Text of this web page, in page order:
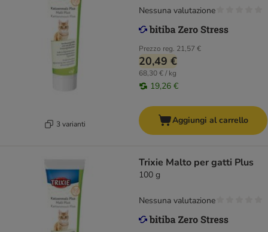
3 varianti
Prezzo reg. 21,57 €
20,49 €
68,30 € / kg
19,26 €
Nessuna valutazione
Aggiungi al carrello
Trixie Malto per gatti Plus
100 g
Nessuna valutazione